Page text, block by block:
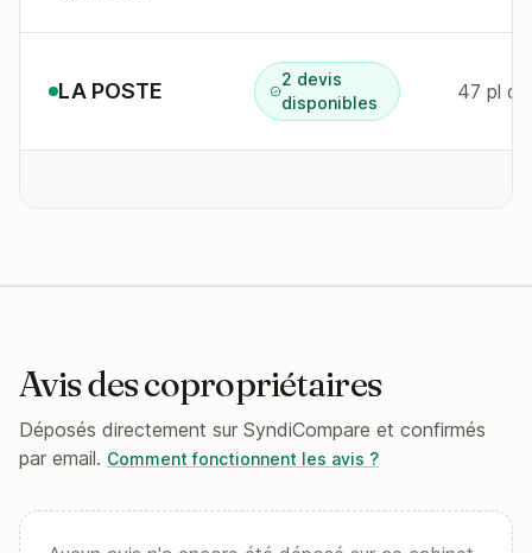
LA POSTE
2 devis
disponibles
47 pl
Avis des copropriétaires
Déposés directement sur SyndiCompare et confirmés
par email. Comment fonctionnent les avis ?